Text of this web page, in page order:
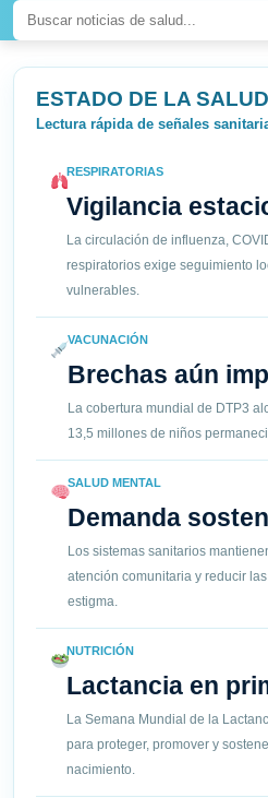
ESTADO DE LA
Lectura rápida de señales
RESPIRATORIAS
Vigilancia
La circulación de influenza,
respiratorios exige seguimiento
vulnerables.
VACUNACIÓN
Brechas aún
La cobertura mundial de DTP3
13,5 millones de niños
SALUD MENTAL
Demanda
Los sistemas sanitarios
atención comunitaria y reducir
estigma.
NUTRICIÓN
Lactancia en
La Semana Mundial de la
para proteger, promover y
nacimiento.